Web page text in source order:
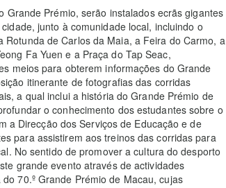
Prémio, serão instalados ecrãs gigantes
junto à comunidade local, incluindo o
de Carlos da Maia, a Feira do Carmo, a
Fa Yuen e a Praça do Tap Seac,
meios para obterem informações do Grande
itinerante de fotografias das corridas
a qual inclui a história do Grande Prémio de
o conhecimento dos estudantes sobre o
a Direcção dos Serviços de Educação e de
para assistirem aos treinos das corridas para
No sentido de promover a cultura do desporto
grande evento através de actividades
70.º Grande Prémio de Macau, cujas